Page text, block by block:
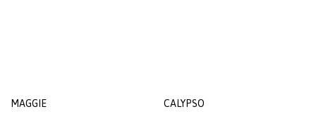
MAGGIE
CALYPSO